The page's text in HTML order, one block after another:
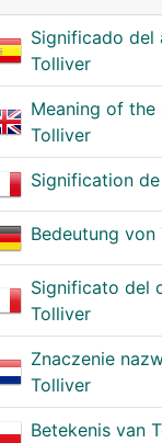
Significado del
Tolliver
Meaning of the
Tolliver
Signification
Bedeutung von
Significato del
Tolliver
Znaczenie
Tolliver
Betekenis van